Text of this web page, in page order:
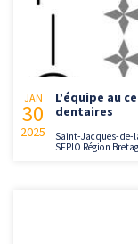
JAN
30
2025
L’équipe au
dentaires
Saint-Jacques-de-
SFPIO Région